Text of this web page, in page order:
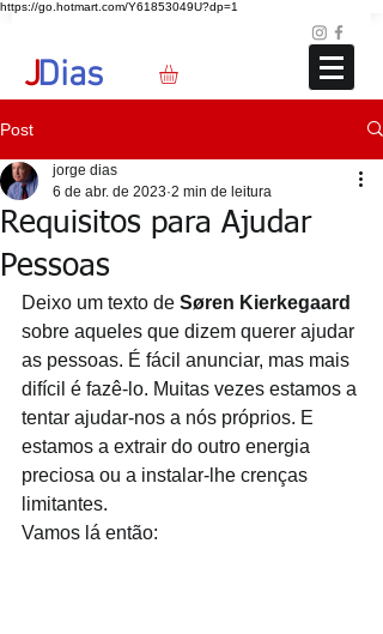
https://go.hotmart.com/Y61853049U?dp=1
JDias
Post
Requisitos para Ajudar
Pessoas
jorge dias
6 de abr. de 2023 2 min de leitura
Deixo um texto de Søren Kierkegaard
sobre aqueles que dizem querer ajudar
as pessoas. É fácil anunciar, mas mais
difícil é fazê-lo. Muitas vezes estamos a
tentar ajudar-nos a nós próprios. E
estamos a extrair do outro energia
preciosa ou a instalar-lhe crenças
limitantes.
Vamos lá então: